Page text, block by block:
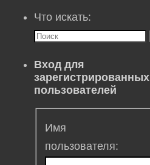
Что искать:
Вход для
зарегистрированных
пользователей
Имя
пользователя: